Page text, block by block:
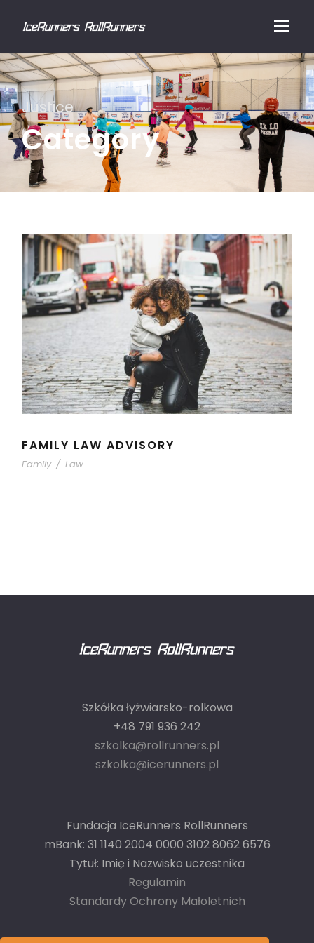
Justice
Category
FAMILY LAW ADVISORY
Family / Law
Szkółka łyżwiarsko-rolkowa
+48 791 936 242
szkolka@rollrunners.pl
szkolka@icerunners.pl
Fundacja IceRunners RollRunners
mBank: 31 1140 2004 0000 3102 8062 6576
Tytuł: Imię i Nazwisko uczestnika
Regulamin
Standardy Ochrony Małoletnich